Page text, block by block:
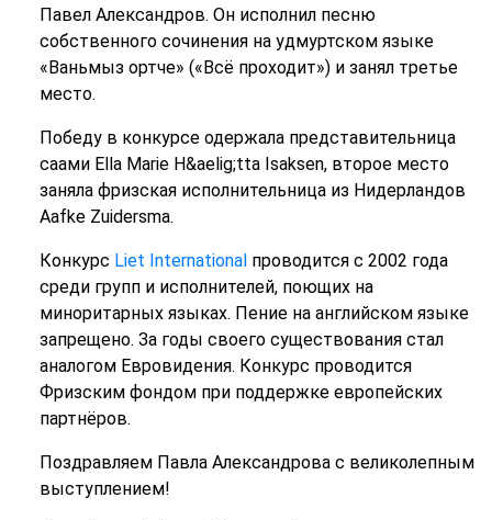
Павел Александров. Он исполнил песню
собственного сочинения на удмуртском языке
«Ваньмыз ортче» («Всё проходит») и занял третье
место.
Победу в конкурсе одержала представительница
саами Ella Marie H&aelig;tta Isaksen, второе место
заняла фризская исполнительница из Нидерландов
Aafke Zuidersma.
Конкурс Liet Internationalпроводится с 2002 года
среди групп и исполнителей, поющих на
миноритарных языках. Пение на английском языке
запрещено. За годы своего существования стал
аналогом Евровидения. Конкурс проводится
Фризским фондом при поддержке европейских
партнёров.
Поздравляем Павла Александрова с великолепным
выступлением!